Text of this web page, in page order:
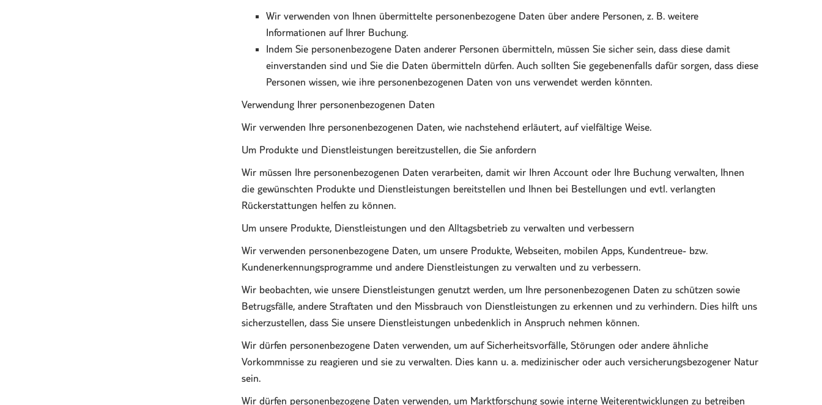
Wir verwenden von Ihnen übermittelte personenbezogene Daten über andere Personen, z. B. weitere
Informationen auf Ihrer Buchung.
Indem Sie personenbezogene Daten anderer Personen übermitteln, müssen Sie sicher sein, dass diese damit
einverstanden sind und Sie die Daten übermitteln dürfen. Auch sollten Sie gegebenenfalls dafür sorgen, dass diese
Personen wissen, wie ihre personenbezogenen Daten von uns verwendet werden könnten.
Verwendung Ihrer personenbezogenen Daten
Wir verwenden Ihre personenbezogenen Daten, wie nachstehend erläutert, auf vielfältige Weise.
Um Produkte und Dienstleistungen bereitzustellen, die Sie anfordern
Wir müssen Ihre personenbezogenen Daten verarbeiten, damit wir Ihren Account oder Ihre Buchung verwalten, Ihnen
die gewünschten Produkte und Dienstleistungen bereitstellen und Ihnen bei Bestellungen und evtl. verlangten
Rückerstattungen helfen zu können.
Um unsere Produkte, Dienstleistungen und den Alltagsbetrieb zu verwalten und verbessern
Wir verwenden personenbezogene Daten, um unsere Produkte, Webseiten, mobilen Apps, Kundentreue- bzw.
Kundenerkennungsprogramme und andere Dienstleistungen zu verwalten und zu verbessern.
Wir beobachten, wie unsere Dienstleistungen genutzt werden, um Ihre personenbezogenen Daten zu schützen sowie
Betrugsfälle, andere Straftaten und den Missbrauch von Dienstleistungen zu erkennen und zu verhindern. Dies hilft uns
sicherzustellen, dass Sie unsere Dienstleistungen unbedenklich in Anspruch nehmen können.
Wir dürfen personenbezogene Daten verwenden, um auf Sicherheitsvorfälle, Störungen oder andere ähnliche
Vorkommnisse zu reagieren und sie zu verwalten. Dies kann u. a. medizinischer oder auch versicherungsbezogener Natur
sein.
Wir dürfen personenbezogene Daten verwenden, um Marktforschung sowie interne Weiterentwicklungen zu betreiben